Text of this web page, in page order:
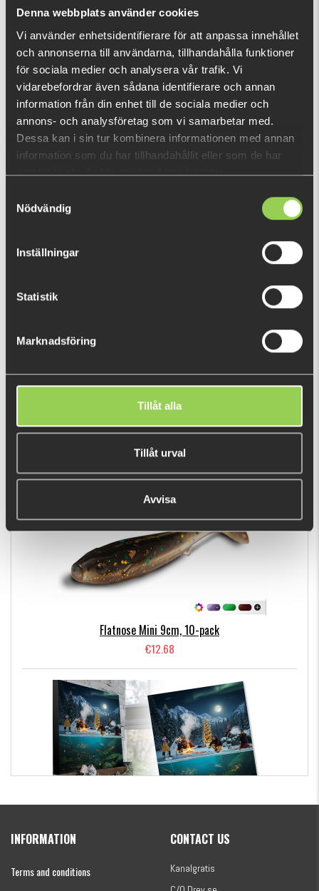
Denna webbplats använder cookies
Vi använder enhetsidentifierare för att anpassa innehållet
och annonserna till användarna, tillhandahålla funktioner
för sociala medier och analysera vår trafik. Vi
vidarebefordrar även sådana identifierare och annan
information från din enhet till de sociala medier och
annons- och analysföretag som vi samarbetar med.
Dessa kan i sin tur kombinera informationen med annan
information som du har tillhandahållit eller som de har
samlat in när du har använt deras tjänster.
Nödvändig
Inställningar
Statistik
Marknadsföring
Tillåt alla
Tillåt urval
Avvisa
What is this?
INFORMATION
The Lure Pad will hold your cell phone, lures, baits and tackle.
It's made of our TakLogic Technology and is ideal for your
truck or boat. Simply peel and place on your console, deck,
bow or stern.
Size: 5-1/2'' x 3-1/2'' x 3/16'' ( 13.97 x 8.89 x 0.47 cm)
SHOW MORE
Large Lure Pad - Ocean Blue
FEW LEFT
Flatnose Mini 9cm, 10-pack
€12.68
€154.60
INFORMATION
Terms and conditions
CONTACT US
Kanalgratis